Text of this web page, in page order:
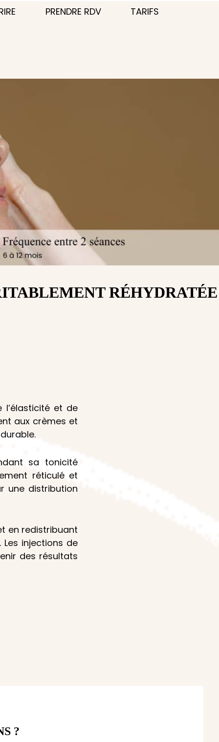
PRENDRE RDV TARIFS
RÉHYDRATÉE
et de
aux crèmes et
sa tonicité
réticulé et
une distribution
en redistribuant
injections de
des résultats
?